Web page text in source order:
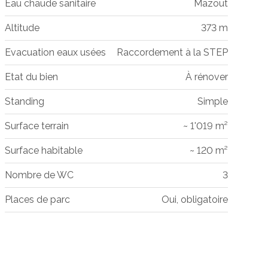
Eau chaude sanitaire Mazout
Altitude 373 m
Evacuation eaux usées Raccordement à la STEP
Etat du bien À rénover
Standing Simple
Surface terrain ~ 1'019 m²
Surface habitable ~ 120 m²
Nombre de WC 3
Places de parc Oui, obligatoire